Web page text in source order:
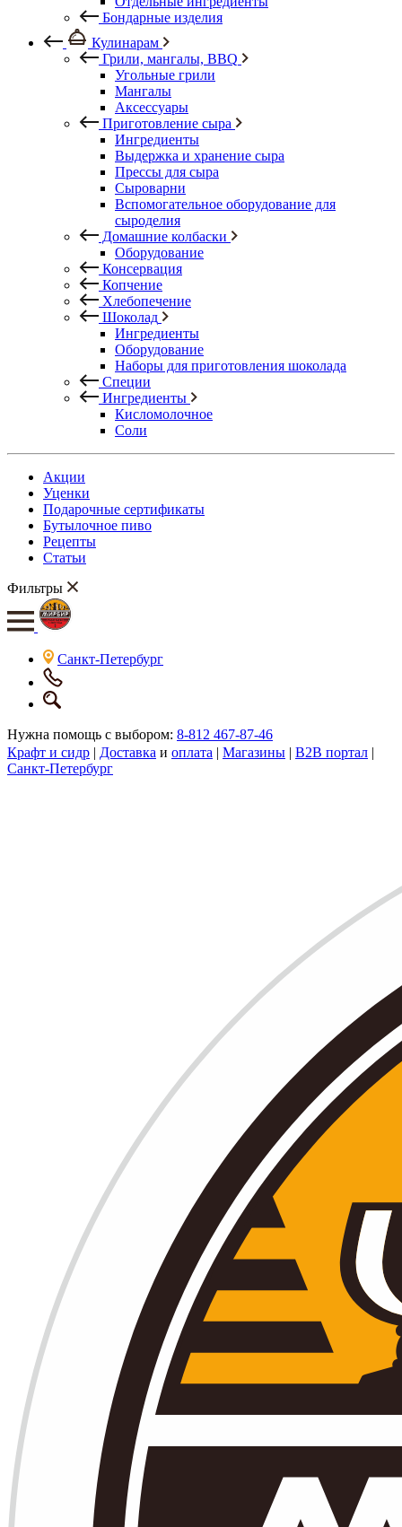
Бондарные изделия
Кулинарам
Грили, мангалы, BBQ
Угольные грили
Мангалы
Аксессуары
Приготовление сыра
Ингредиенты
Выдержка и хранение сыра
Прессы для сыра
Сыроварни
Вспомогательное оборудование для
сыроделия
Домашние колбаски
Оборудование
Консервация
Копчение
Хлебопечение
Шоколад
Ингредиенты
Оборудование
Наборы для приготовления шоколада
Специи
Ингредиенты
Кисломолочное
Соли
Акции
Уценки
Подарочные сертификаты
Бутылочное пиво
Рецепты
Статьи
Фильтры
Санкт-Петербург
Нужна помощь с выбором: 8-812 467-87-46
Крафт и сидр | Доставка и оплата | Магазины | B2B портал |
Санкт-Петербург